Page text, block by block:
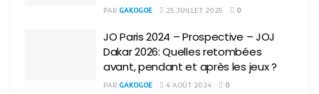
PAR GAKOGOE 25 JUILLET 2025 0
JO Paris 2024 – Prospective – JOJ
Dakar 2026: Quelles retombées
avant, pendant et après les jeux ?
PAR GAKOGOE 4 AOÛT 2024 0